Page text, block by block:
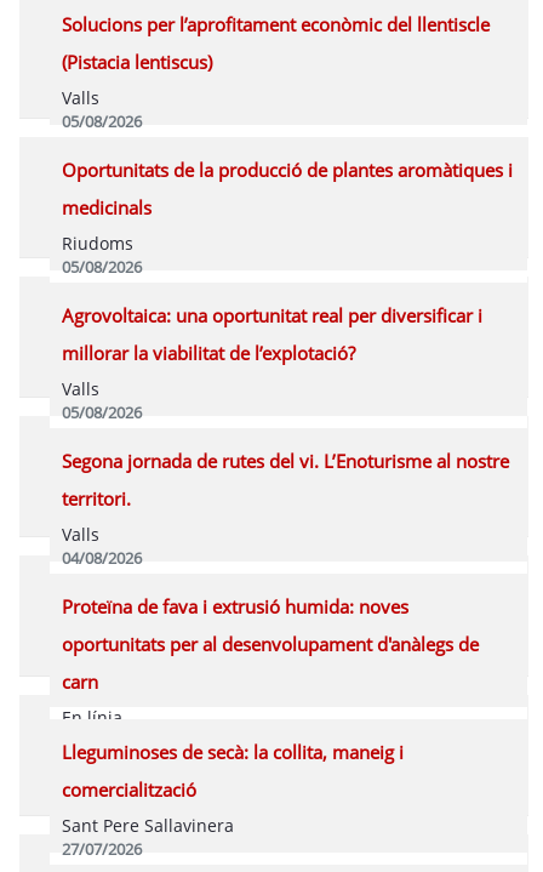
Solucions per l’aprofitament econòmic del llentiscle
(Pistacia lentiscus)
Valls
05/08/2026
Programa
Oportunitats de la producció de plantes aromàtiques i
medicinals
Riudoms
05/08/2026
Programa
Agrovoltaica: una oportunitat real per diversificar i
millorar la viabilitat de l’explotació?
Valls
05/08/2026
Programa
Segona jornada de rutes del vi. L’Enoturisme al nostre
territori.
Valls
04/08/2026
Programa
Proteïna de fava i extrusió humida: noves
oportunitats per al desenvolupament d'anàlegs de
carn
En línia
28/07/2026
Programa
Lleguminoses de secà: la collita, maneig i
comercialització
Sant Pere Sallavinera
27/07/2026